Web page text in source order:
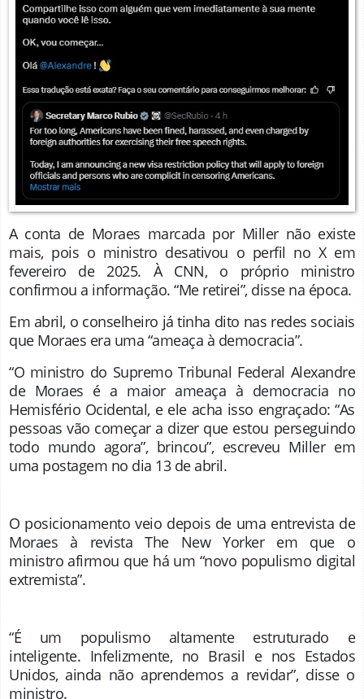
A conta de Moraes marcada por Miller não existe
mais, pois o ministro desativou o perfil no X em
fevereiro de 2025. À CNN, o próprio ministro
confirmou a informação. “Me retirei”, disse na época.
Em abril, o conselheiro já tinha dito nas redes sociais
que Moraes era uma “ameaça à democracia”.
“O ministro do Supremo Tribunal Federal Alexandre
de Moraes é a maior ameaça à democracia no
Hemisfério Ocidental, e ele acha isso engraçado: “As
pessoas vão começar a dizer que estou perseguindo
todo mundo agora”, brincou”, escreveu Miller em
uma postagem no dia 13 de abril.
O posicionamento veio depois de uma entrevista de
Moraes à revista The New Yorker em que o
ministro afirmou que há um “novo populismo digital
extremista”.
“É um populismo altamente estruturado e
inteligente. Infelizmente, no Brasil e nos Estados
Unidos, ainda não aprendemos a revidar”, disse o
ministro.